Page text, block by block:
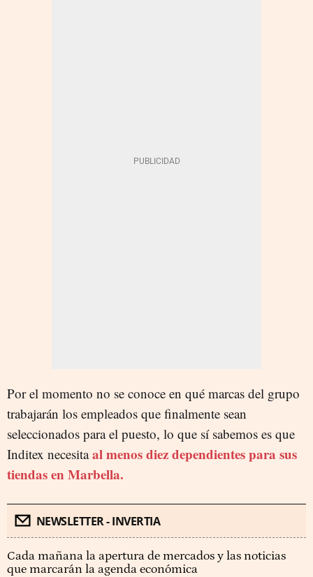
Por el momento no se conoce en qué marcas del grupo
trabajarán los empleados que finalmente sean
seleccionados para el puesto, lo que sí sabemos es que
Inditex necesitaal menos diez dependientes para sus
tiendas en Marbella.
NEWSLETTER - INVERTIA
Cada mañana la apertura de mercados y las noticias
que marcarán la agenda económica